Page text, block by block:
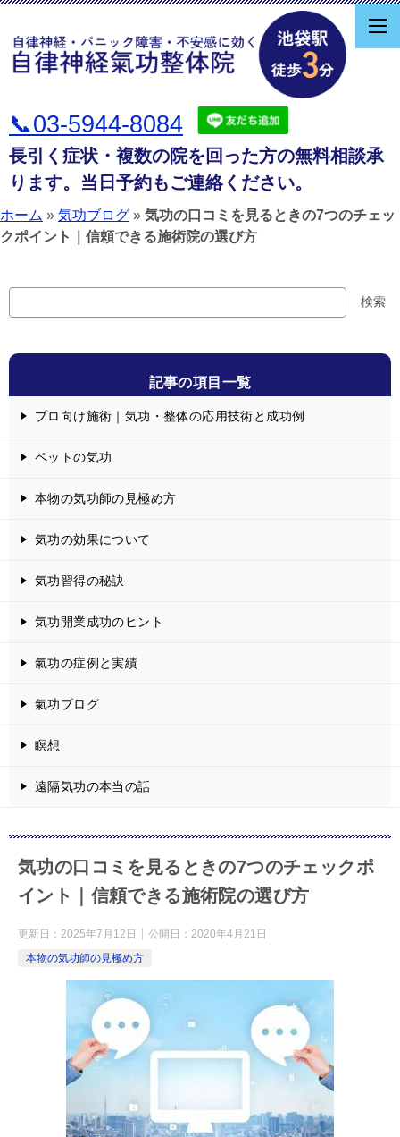
📞03-5944-8084
長引く症状・複数の院を回った方の無料相談承
ります。当日予約もご連絡ください。
ホーム » 気功ブログ » 気功の口コミを見るときの7つのチェッ
クポイント｜信頼できる施術院の選び方
索
検索
記事の項目一覧
プロ向け施術｜気功・整体の応用技術と成功例
ペットの気功
本物の気功師の見極め方
気功の効果について
気功習得の秘訣
気功開業成功のヒント
氣功の症例と実績
氣功ブログ
瞑想
遠隔気功の本当の話
気功の口コミを見るときの7つのチェックポ
イント｜信頼できる施術院の選び方
更新日： 2025年7月12日 公開日： 2020年4月21日
本物の気功師の見極め方